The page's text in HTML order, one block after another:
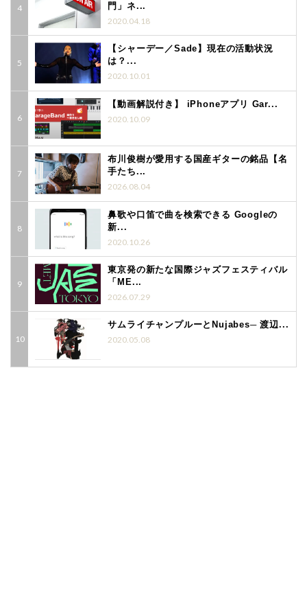
門」ネ...
2020.04.18
【シャーデー／Sade】現在の活動状況
は？...
2020.10.01
【動画解説付き】 iPhoneアプリ Gar...
2020.10.09
布川俊樹が愛用する国産ギターの銘品【名
手たち...
2026.08.04
鼻歌や口笛で曲を検索できる Googleの
新...
2020.10.26
東京発の新たな国際ジャズフェスティバル
「ME...
2026.07.29
サムライチャンプルーとNujabes─ 渡辺...
2020.05.08